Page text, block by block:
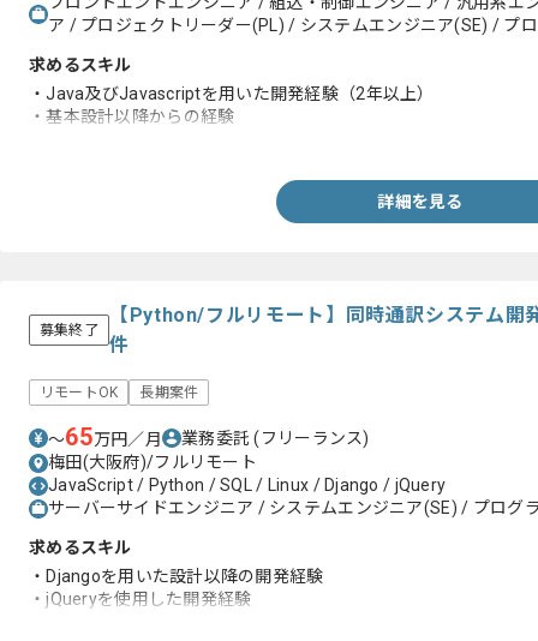
ア / プロジェクトリーダー(PL) / システムエンジニア(SE) / プ
求めるスキル
・Java及びJavascriptを用いた開発経験（2年以上）
・基本設計以降からの経験
詳細を見る
募集終了
【Python/フルリモート】同時通訳システム開
件
リモートOK 長期案件
〜65万円／月 業務委託(フリーランス)
梅田(大阪府)/フルリモート
JavaScript / Python / SQL / Linux / Django / jQuery
サーバーサイドエンジニア / システムエンジニア(SE) / プログ
求めるスキル
・Djangoを用いた設計以降の開発経験
・jQueryを使用した開発経験